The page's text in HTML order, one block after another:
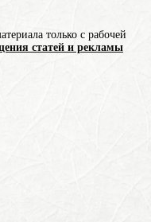
только с рабочей
статей и рекламы